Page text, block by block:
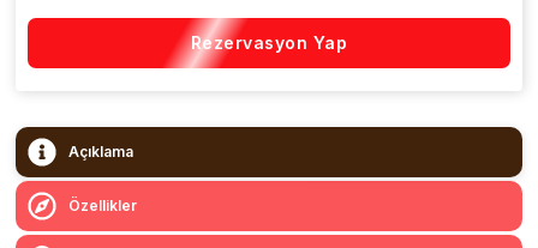
Rezervasyon Yap
Açıklama
Özellikler